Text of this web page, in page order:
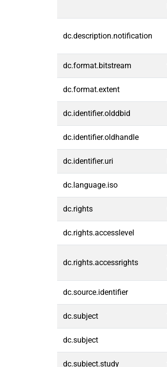
dc.description.notification
dc.format.bitstream
dc.format.extent
dc.identifier.olddbid
dc.identifier.oldhandle
dc.identifier.uri
dc.language.iso
dc.rights
dc.rights.accesslevel
dc.rights.accessrights
dc.source.identifier
dc.subject
dc.subject
dc.subject.study